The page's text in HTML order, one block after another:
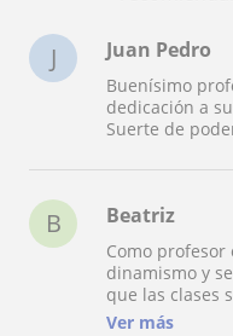
J Juan Pedro
Buenísimo
dedicación a
Suerte de
B Beatriz
Como
dinamismo y
que las clases
persona
Ver más